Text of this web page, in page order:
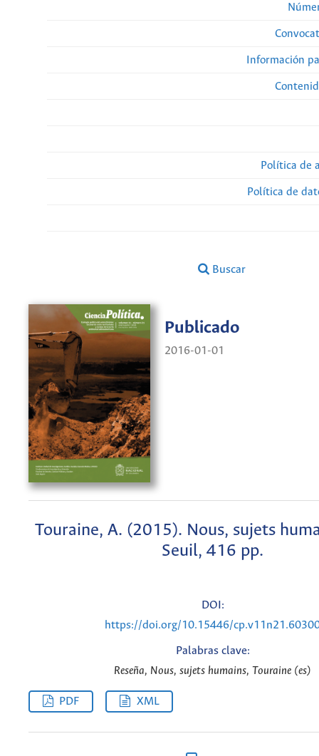
Información
Política de
Política de
Buscar
Publicado
2016-01-01
Touraine, A. (2015). Nous, sujets
Seuil, 416 pp.
DOI:
https://doi.org/10.15446/
Palabras clave:
Reseña, Nous, sujets humains, Touraine (es)
PDF XML